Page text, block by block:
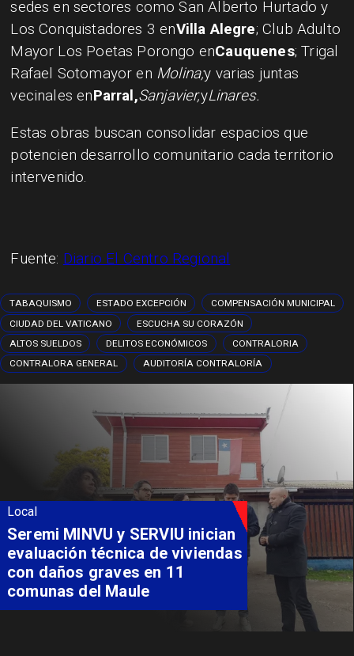
sedes en sectores como San Alberto Hurtado y
Los Conquistadores 3 enVilla Alegre; Club Adulto
Mayor Los Poetas Porongo enCauquenes; Trigal
Rafael Sotomayor en Molina;y varias juntas
vecinales enParral,Sanjavier,yLinares.
Estas obras buscan consolidar espacios que
potencien desarrollo comunitario cada territorio
intervenido.
Fuente: Diario El Centro Regional
TABAQUISMO ESTADO EXCEPCIÓN
COMPENSACIÓN MUNICIPAL
CIUDAD DEL VATICANO
ESCUCHA SU CORAZÓN
ALTOS SUELDOS
DELITOS ECONÓMICOS
CONTRALORIA
CONTRALORA GENERAL
AUDITORÍA CONTRALORÍA
Local
Fondo Orasmi entrega apoyo a
familia de Romeral para
costear alimentación
especializada de niño con
Síndrome de Intestino Corto